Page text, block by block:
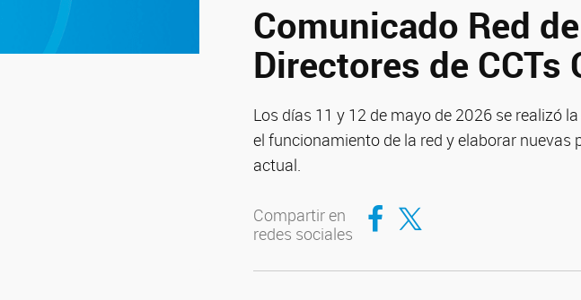
Comunicado Red
Directores de CCTs
Los días 11 y 12 de mayo de 2026 se realizó
el funcionamiento de la red y elaborar
actual.
Compartir en
redes sociales
Compartir en Facebook
Compartir en Twitter